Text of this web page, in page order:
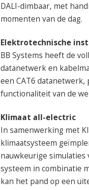
DALI-dimbaar, met
momenten van de dag.
Elektrotechnische
BB Systems heeft de
datanetwerk en
een CAT6
functionaliteit van de
Klimaat all-electric
In samenwerking met
klimaatsysteem
nauwkeurige
systeem in combinatie
kan het pand op een